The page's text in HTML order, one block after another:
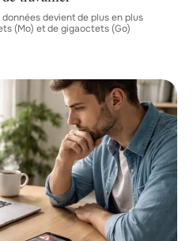
devient de plus en plus
(Mo) et de gigaoctets (Go)